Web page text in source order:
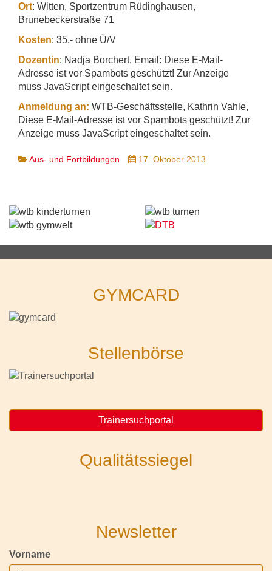
Ort: Witten, Sportzentrum Rüdinghausen,
Brunebeckerstraße 71
Kosten: 35,- ohne Ü/V
Dozentin: Nadja Borchert, Email: Diese E-Mail-
Adresse ist vor Spambots geschützt! Zur Anzeige
muss JavaScript eingeschaltet sein.
Anmeldung an: WTB-Geschäftsstelle, Kathrin Vahle,
Diese E-Mail-Adresse ist vor Spambots geschützt! Zur
Anzeige muss JavaScript eingeschaltet sein.
Aus- und Fortbildungen 17. Oktober 2013
GYMCARD
Stellenbörse
Trainersuchportal
Qualitätssiegel
Newsletter
Vorname